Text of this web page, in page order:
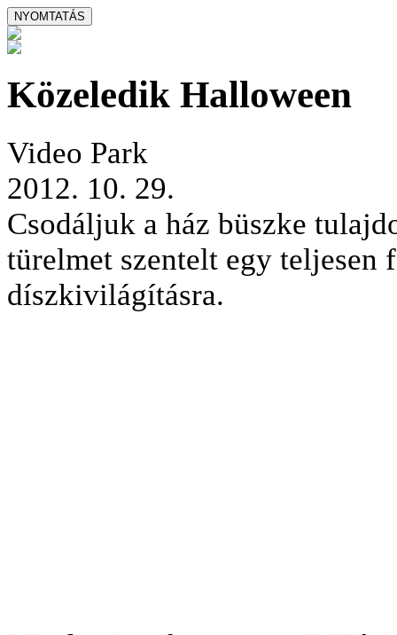
Közeledik Halloween
Video Park
2012. 10. 29.
Csodáljuk a ház büszke
türelmet szentelt egy teljesen
díszkivilágításra.